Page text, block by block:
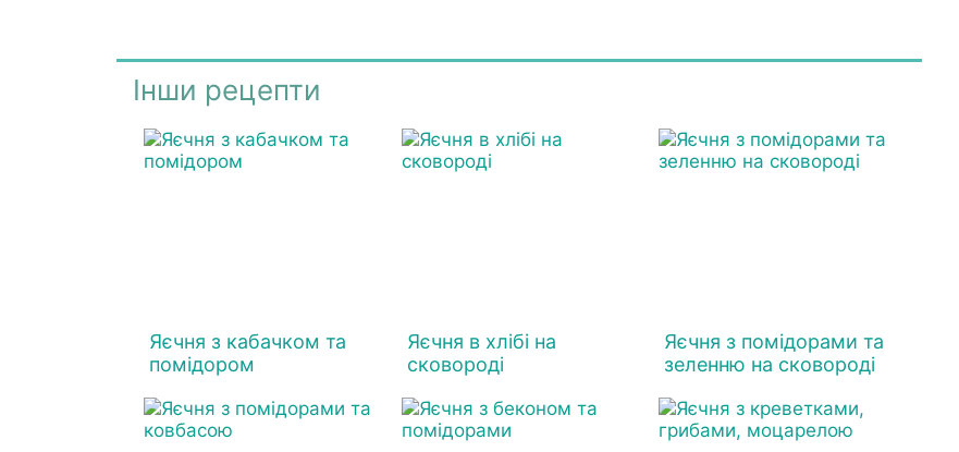
Інши рецепти
Яєчня з кабачком та
помідором
Яєчня в хлібі на
сковороді
Яєчня з помідорами та
зеленню на сковороді